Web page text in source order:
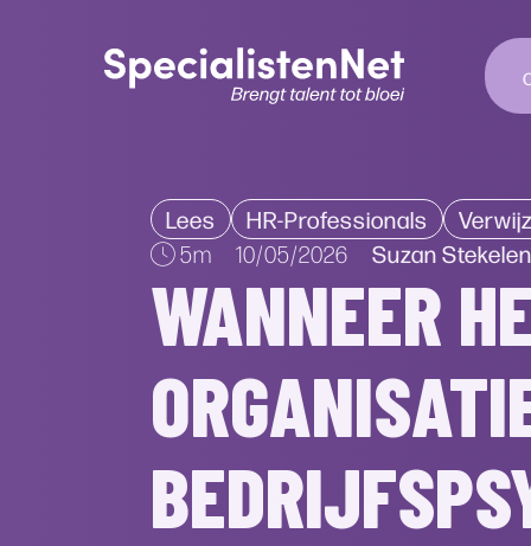
Lees HR-Professionals
5m 10/05/2026 Suzan
WANNEER